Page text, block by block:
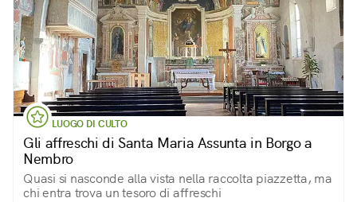
LUOGO DI CULTO
Gli affreschi di Santa Maria Assunta in Borgo a
Nembro
Quasi si nasconde alla vista nella raccolta piazzetta, ma
chi entra trova un tesoro di affreschi